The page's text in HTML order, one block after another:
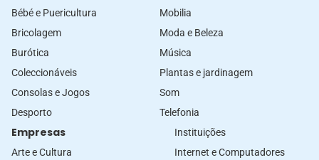
Bébé e Puericultura
Bricolagem
Burótica
Coleccionáveis
Consolas e Jogos
Desporto
Mobilia
Moda e Beleza
Música
Plantas e jardinagem
Som
Telefonia
Empresas
Arte e Cultura
Instituições
Internet e Computadores